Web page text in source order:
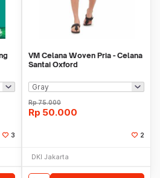
3
VM Celana Woven Pria - Celana
Santai Oxford
Rp75.000
Rp 50.000
2
DKI Jakarta